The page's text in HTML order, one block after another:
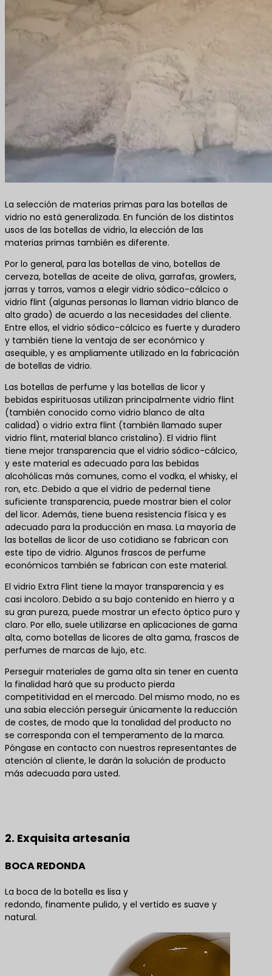
La selección de materias primas para las botellas de
vidrio no está generalizada. En función de los distintos
usos de las botellas de vidrio, la elección de las
materias primas también es diferente.
Por lo general, para las botellas de vino, botellas de
cerveza, botellas de aceite de oliva, garrafas, growlers,
jarras y tarros, vamos a elegir vidrio sódico-cálcico o
vidrio flint (algunas personas lo llaman vidrio blanco de
alto grado) de acuerdo a las necesidades del cliente.
Entre ellos, el vidrio sódico-cálcico es fuerte y duradero
y también tiene la ventaja de ser económico y
asequible, y es ampliamente utilizado en la fabricación
de botellas de vidrio.
Las botellas de perfume y las botellas de licor y
bebidas espirituosas utilizan principalmente vidrio flint
(también conocido como vidrio blanco de alta
calidad) o vidrio extra flint (también llamado super
vidrio flint, material blanco cristalino). El vidrio flint
tiene mejor transparencia que el vidrio sódico-cálcico,
y este material es adecuado para las bebidas
alcohólicas más comunes, como el vodka, el whisky, el
ron, etc. Debido a que el vidrio de pedernal tiene
suficiente transparencia, puede mostrar bien el color
del licor. Además, tiene buena resistencia física y es
adecuado para la producción en masa. La mayoría de
las botellas de licor de uso cotidiano se fabrican con
este tipo de vidrio. Algunos frascos de perfume
económicos también se fabrican con este material.
El vidrio Extra Flint tiene la mayor transparencia y es
casi incoloro. Debido a su bajo contenido en hierro y a
su gran pureza, puede mostrar un efecto óptico puro y
claro. Por ello, suele utilizarse en aplicaciones de gama
alta, como botellas de licores de alta gama, frascos de
perfumes de marcas de lujo, etc.
Perseguir materiales de gama alta sin tener en cuenta
la finalidad hará que su producto pierda
competitividad en el mercado. Del mismo modo, no es
una sabia elección perseguir únicamente la reducción
de costes, de modo que la tonalidad del producto no
se corresponda con el temperamento de la marca.
Póngase en contacto con nuestros representantes de
atención al cliente, le darán la solución de producto
más adecuada para usted.
2. Exquisita artesanía
BOCA REDONDA
La boca de la botella es lisa y
redondo, finamente pulido, y el vertido es suave y
natural.